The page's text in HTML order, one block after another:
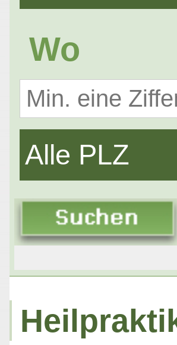
Wo
Alle PLZ